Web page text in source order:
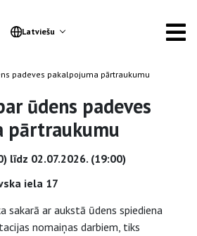
Latviešu
padeves pakalpojuma pārtraukumu
ūdens padeves
pārtraukumu
līdz 02.07.2026. (19:00)
iela 17
sakarā ar aukstā ūdens spiediena
nomaiņas darbiem, tiks